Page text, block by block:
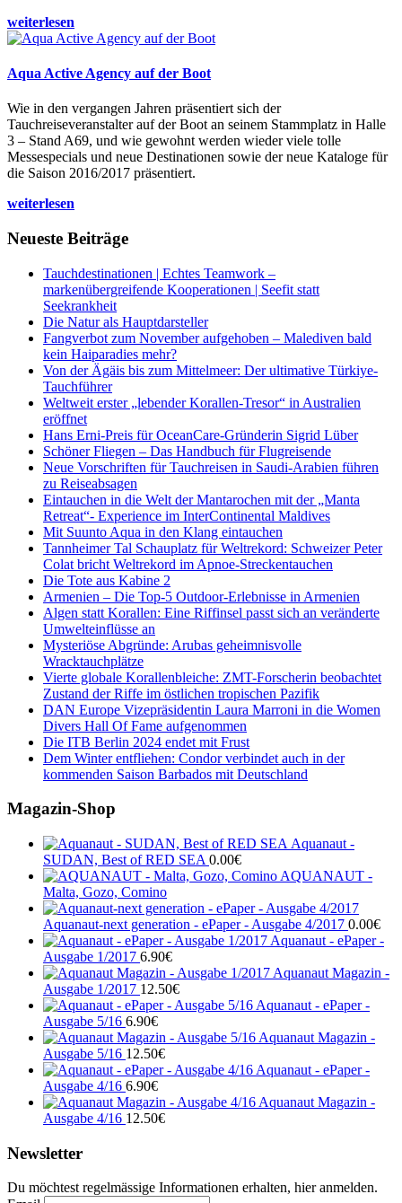
weiterlesen
Aqua Active Agency auf der Boot
Wie in den vergangen Jahren präsentiert sich der
Tauchreiseveranstalter auf der Boot an seinem Stammplatz in Halle
3 – Stand A69, und wie gewohnt werden wieder viele tolle
Messespecials und neue Destinationen sowie der neue Kataloge für
die Saison 2016/2017 präsentiert.
weiterlesen
Neueste Beiträge
Tauchdestinationen | Echtes Teamwork –
markenübergreifende Kooperationen | Seefit statt
Seekrankheit
Die Natur als Hauptdarsteller
Fangverbot zum November aufgehoben – Malediven bald
kein Haiparadies mehr?
Von der Ägäis bis zum Mittelmeer: Der ultimative Türkiye-
Tauchführer
Weltweit erster „lebender Korallen-Tresor“ in Australien
eröffnet
Hans Erni-Preis für OceanCare-Gründerin Sigrid Lüber
Schöner Fliegen – Das Handbuch für Flugreisende
Neue Vorschriften für Tauchreisen in Saudi-Arabien führen
zu Reiseabsagen
Eintauchen in die Welt der Mantarochen mit der „Manta
Retreat“- Experience im InterContinental Maldives
Mit Suunto Aqua in den Klang eintauchen
Tannheimer Tal Schauplatz für Weltrekord: Schweizer Peter
Colat bricht Weltrekord im Apnoe-Streckentauchen
Die Tote aus Kabine 2
Armenien – Die Top-5 Outdoor-Erlebnisse in Armenien
Algen statt Korallen: Eine Riffinsel passt sich an veränderte
Umwelteinflüsse an
Mysteriöse Abgründe: Arubas geheimnisvolle
Wracktauchplätze
Vierte globale Korallenbleiche: ZMT-Forscherin beobachtet
Zustand der Riffe im östlichen tropischen Pazifik
DAN Europe Vizepräsidentin Laura Marroni in die Women
Divers Hall Of Fame aufgenommen
Die ITB Berlin 2024 endet mit Frust
Dem Winter entfliehen: Condor verbindet auch in der
kommenden Saison Barbados mit Deutschland
Magazin-Shop
Aquanaut -
SUDAN, Best of RED SEA 0.00€
AQUANAUT -
Malta, Gozo, Comino
Aquanaut-next generation - ePaper - Ausgabe 4/2017 0.00€
Aquanaut - ePaper -
Ausgabe 1/2017 6.90€
Aquanaut Magazin -
Ausgabe 1/2017 12.50€
Aquanaut - ePaper -
Ausgabe 5/16 6.90€
Aquanaut Magazin -
Ausgabe 5/16 12.50€
Aquanaut - ePaper -
Ausgabe 4/16 6.90€
Aquanaut Magazin -
Ausgabe 4/16 12.50€
Newsletter
Du möchtest regelmässige Informationen erhalten, hier anmelden.